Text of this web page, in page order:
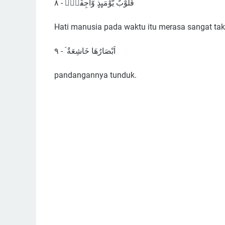
قُلُوْبٌ يَّوْمَىِٕذٍ وَّاجِفَةٌۙ - ٨
Hati manusia pada waktu itu merasa sangat
اَبْصَارُهَا خَاشِعَةٌ ۘ - ٩
pandangannya tunduk.